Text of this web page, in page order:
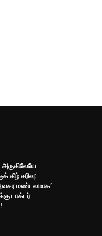
அருகிலேயே
கீழ் சரிவு:
மண்டலமாக’
டாக்டர்